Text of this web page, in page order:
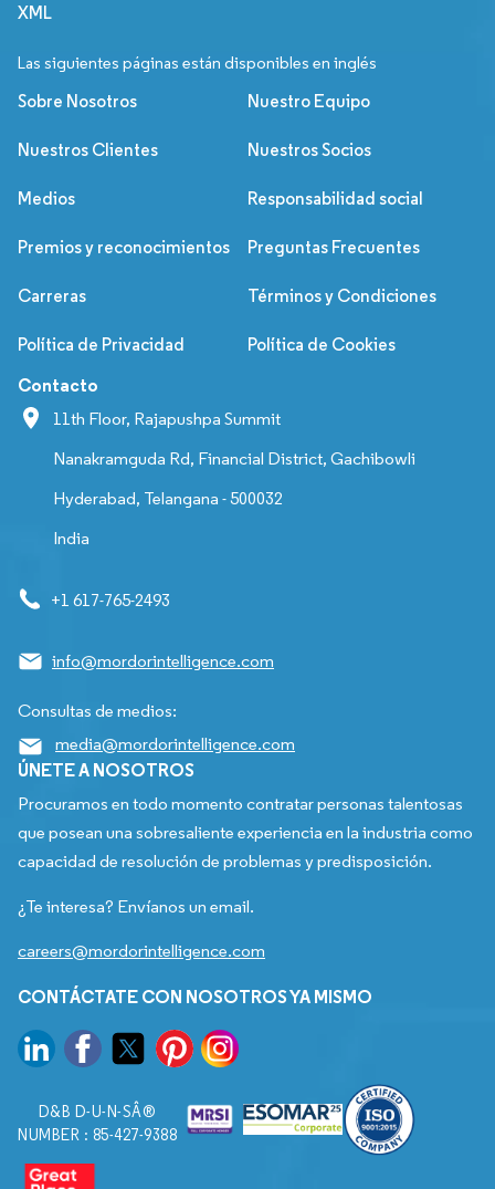
XML
Las siguientes páginas están disponibles en inglés
Sobre Nosotros Nuestro Equipo
Nuestros Clientes Nuestros Socios
Medios Responsabilidad social
Premios y reconocimientos Preguntas Frecuentes
Carreras Términos y Condiciones
Política de Privacidad Política de Cookies
Contacto
11th Floor, Rajapushpa Summit
Nanakramguda Rd, Financial District, Gachibowli
Hyderabad, Telangana - 500032
India
+1 617-765-2493
info@mordorintelligence.com
Consultas de medios:
media@mordorintelligence.com
ÚNETE A NOSOTROS
Procuramos en todo momento contratar personas talentosas
que posean una sobresaliente experiencia en la industria como
capacidad de resolución de problemas y predisposición.
¿Te interesa? Envíanos un email.
careers@mordorintelligence.com
CONTÁCTATE CON NOSOTROS YA MISMO
D&B D-U-N-SÂ®
NUMBER : 85-427-9388